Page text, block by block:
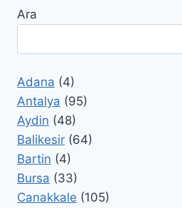
Ara
Adana (4)
Antalya (95)
Aydin (48)
Balikesir (64)
Bartin (4)
Bursa (33)
Canakkale (105)